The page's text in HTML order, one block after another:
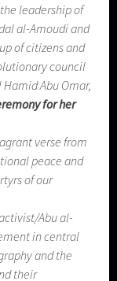
leadership of
al-Amoudi and
of citizens and
council
Abu Omar,
for her
verse from
peace and
of our
Abu al-
in central
and the
their